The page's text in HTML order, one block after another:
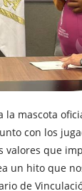
la mascota
con los
valores que
un hito que
de